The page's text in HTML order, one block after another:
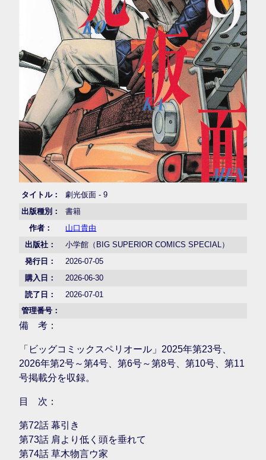
タイトル：
劇光仮面 - 9
出版種別：
書籍
作者：
山口貴由
出版社：
小学館（BIG SUPERIOR COMICS SPECIAL）
発行日：
2026-07-05
購入日：
2026-06-30
読了日：
2026-07-01
管理番号：
備 考：
「ビッグコミックスペリオール」2025年第23号、
2026年第2号～第4号、第6号～第8号、第10号、第11
号掲載分を収録。
目 次：
第72話 幕引き
第73話 肩より低く頭を垂れて
第74話 草木物言ウ家